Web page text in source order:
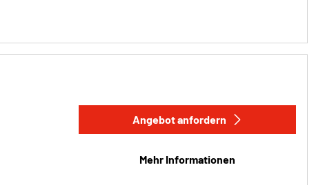
Angebot anfordern
Mehr Informationen